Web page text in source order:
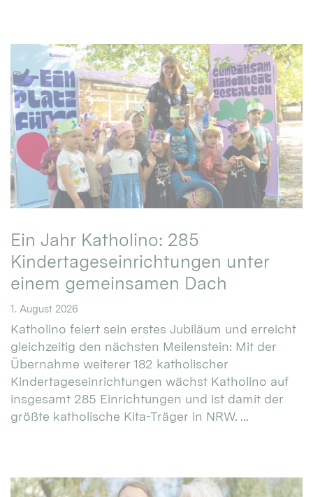
Ein Jahr Katholino: 285
Kindertageseinrichtungen unter
einem gemeinsamen Dach
1. August 2026
Katholino feiert sein erstes Jubiläum und erreicht
gleichzeitig den nächsten Meilenstein: Mit der
Übernahme weiterer 182 katholischer
Kindertageseinrichtungen wächst Katholino auf
insgesamt 285 Einrichtungen und ist damit der
größte katholische Kita-Träger in NRW. ...